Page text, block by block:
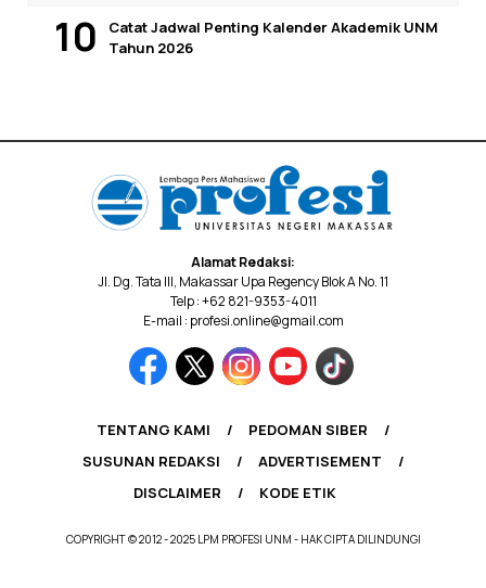
Catat Jadwal Penting Kalender Akademik UNM
Tahun 2026
Alamat Redaksi:
Jl. Dg. Tata III, Makassar Upa Regency Blok A No. 11
Telp : +62 821-9353-4011
E-mail : profesi.online@gmail.com
TENTANG KAMI
PEDOMAN SIBER
SUSUNAN REDAKSI
ADVERTISEMENT
DISCLAIMER
KODE ETIK
COPYRIGHT © 2012 - 2025 LPM PROFESI UNM - HAK CIPTA DILINDUNGI